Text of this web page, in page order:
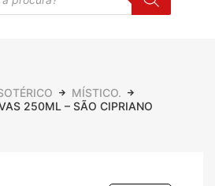
MÍSTICO.
250ML – SÃO CIPRIANO